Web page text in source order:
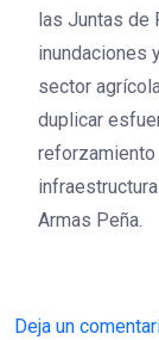
las Juntas de
inundaciones
sector
duplicar
Armas Peña.
Deja un